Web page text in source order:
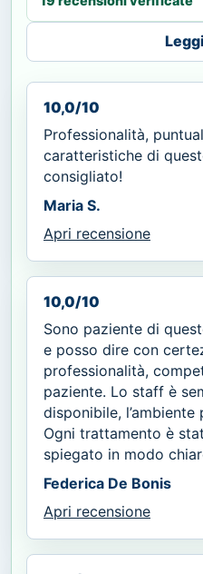
10,0/10
Professionalità,
caratteristiche di
consigliato!
Maria S.
Apri recensione
10,0/10
Sono paziente di
e posso dire con
professionalità,
paziente. Lo staff è
disponibile,
Ogni trattamento è
spiegato in modo
Federica De Bonis
Apri recensione